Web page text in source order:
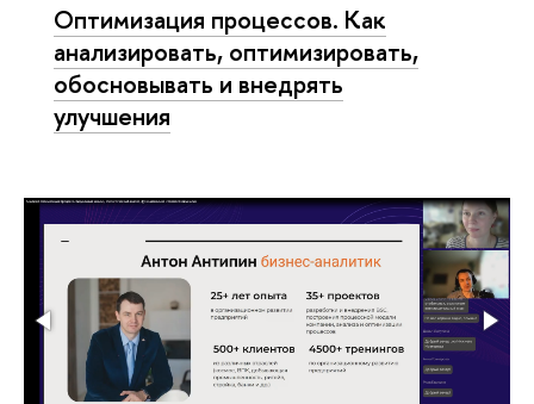
Оптимизация процессов. Как
анализировать, оптимизировать,
обосновывать и внедрять
улучшения